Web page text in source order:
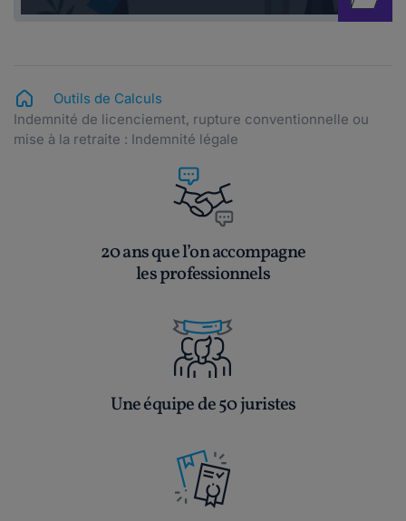
Outils de Calculs
Indemnité de licenciement, rupture conventionnelle ou
mise à la retraite : Indemnité légale
20 ans que l’on accompagne
les professionnels
Une équipe de 50 juristes